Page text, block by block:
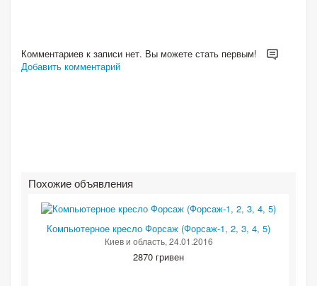
Комментариев к записи нет. Вы можете стать первым!
Добавить комментарий
Похожие объявления
Компьютерное кресло Форсаж (Форсаж-1, 2, 3, 4, 5)
Киев и область, 24.01.2016
2870 гривен